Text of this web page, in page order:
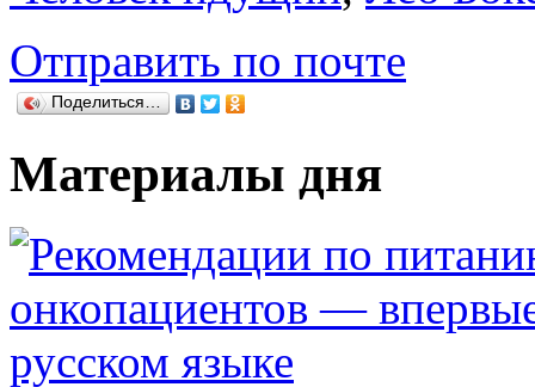
Отправить по почте
Поделиться…
Материалы дня